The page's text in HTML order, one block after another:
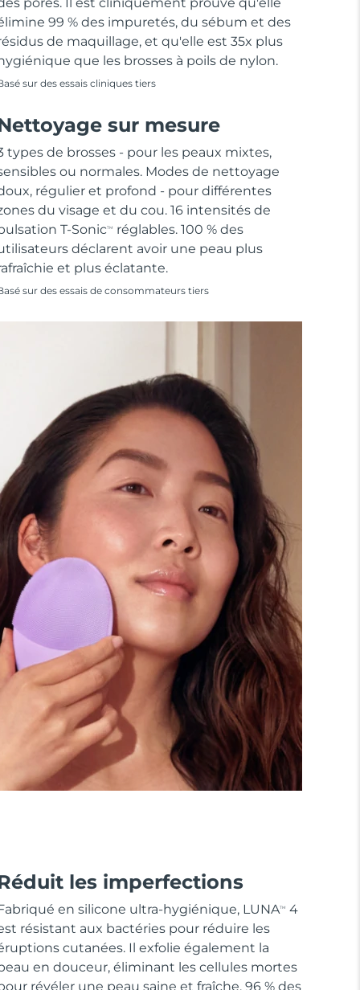
pores. Il est cliniquement prouvé qu'elle
99 % des impuretés, du sébum et des
de maquillage, et qu'elle est 35x plus
que les brosses à poils de nylon.
sur des essais cliniques tiers
sur mesure
types de brosses - pour les peaux mixtes,
ou normales. Modes de nettoyage
régulier et profond - pour différentes
du visage et du cou. 16 intensités de
T-SonicTM
réglables. 100 % des
déclarent avoir une peau plus
et plus éclatante.
sur des essais de consommateurs tiers
les imperfections
en silicone ultra-hygiénique, LUNATM
4
résistant aux bactéries pour réduire les
cutanées. Il exfolie également la
en douceur, éliminant les cellules mortes
révéler une peau saine et fraîche. 96 % des